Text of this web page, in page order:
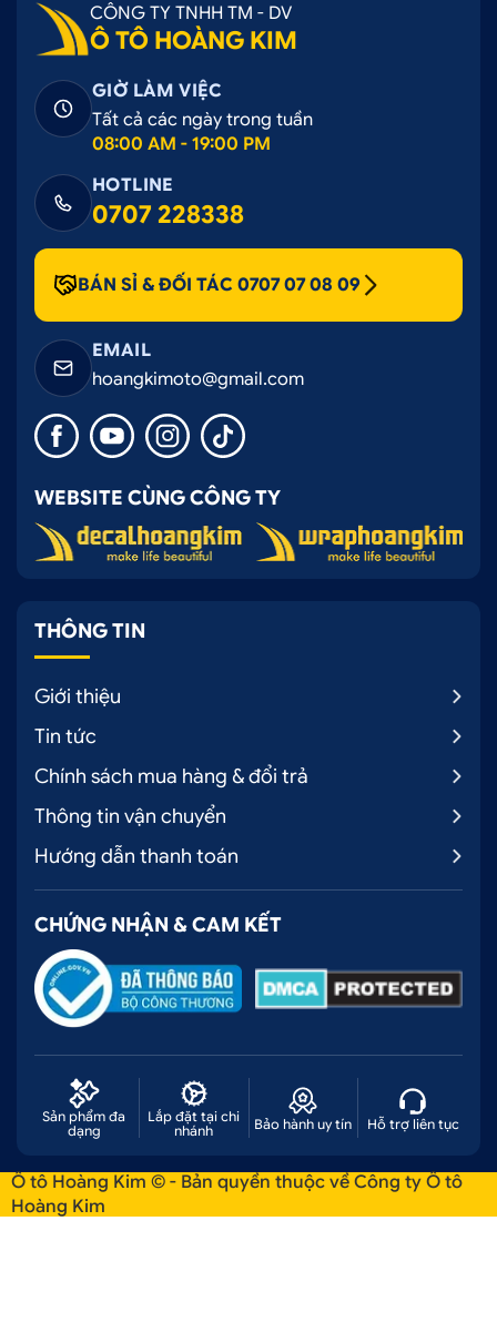
CÔNG TY TNHH TM - DV
Ô TÔ HOÀNG KIM
GIỜ LÀM VIỆC
Tất cả các ngày trong tuần
08:00 AM - 19:00 PM
HOTLINE
0707 228338
BÁN SỈ & ĐỐI TÁC 0707 07 08 09
EMAIL
hoangkimoto@gmail.com
WEBSITE CÙNG CÔNG TY
THÔNG TIN
Giới thiệu
Tin tức
Chính sách mua hàng & đổi trả
Thông tin vận chuyển
Hướng dẫn thanh toán
CHỨNG NHẬN & CAM KẾT
Sản phẩm đa
dạng
Lắp đặt tại chi
nhánh
Bảo hành uy tín Hỗ trợ liên tục
Ô tô Hoàng Kim © - Bản quyền thuộc về Công ty Ô tô
Hoàng Kim